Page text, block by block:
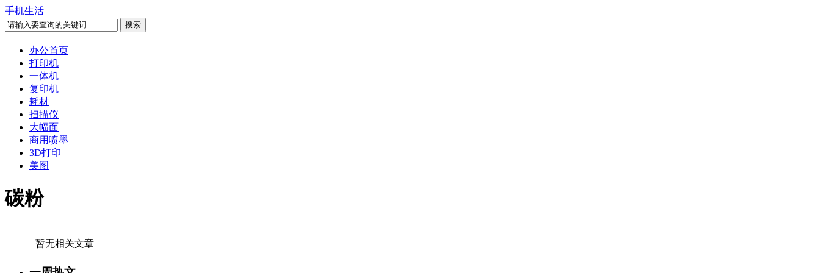
手机生活
办公首页
打印机
一体机
复印机
耗材
扫描仪
大幅面
商用喷墨
3D打印
美图
碳粉
暂无相关文章